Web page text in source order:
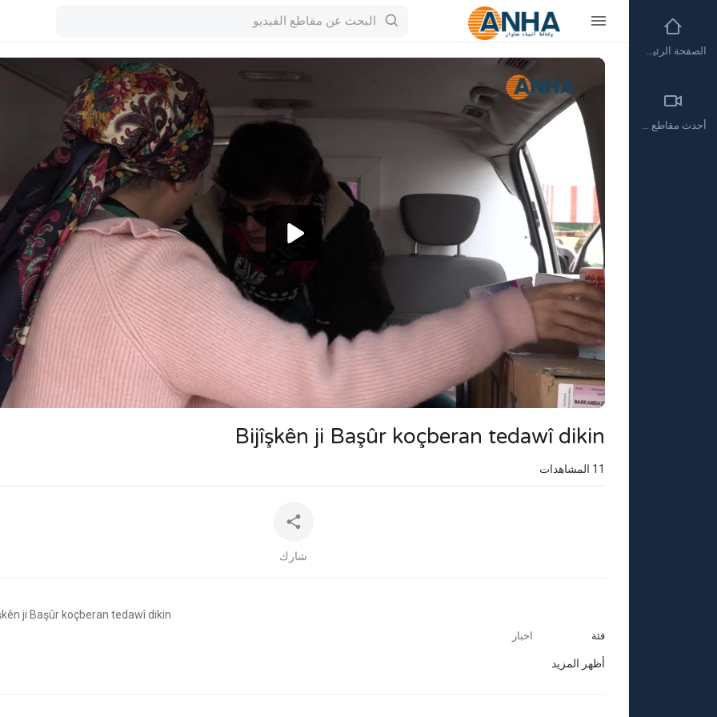
Video
1080p
360p
240p
⁣Bijîşkên ji Başûr koçberan tedawî dikin
11 المشاهدات
شارك
ji Başûr koçberan tedawî dikin
فئة اخبار
أظهر المزيد
الصفحة الرئيسية
أحدث مقاطع الفيديو